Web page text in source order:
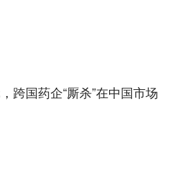
跨国药企“厮杀”在中国市场